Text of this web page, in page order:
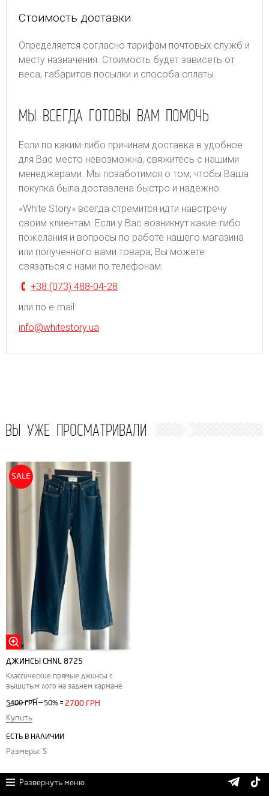
Стоимость доставки
Определяется согласно тарифам почтовых служб и
месту назначения. Стоимость будет зависеть от
веса, габаритов посылки и способа оплаты.
МЫ ВСЕГДА ГОТОВЫ ВАМ ПОМОЧЬ
Если по каким-либо причинам доставка в удобное
для Вас место невозможна, свяжитесь с нашими
менеджерами. Мы позаботимся о том, чтобы Ваша
покупка была доставлена быстро и надежно.
«White Story» всегда стремится идти навстречу
своим клиентам. Если у Вас возникнут какие-либо
пожелания и вопросы по работе нашего магазина
или полученного вами товара, Вы можете
связаться с нами по телефонам:
+38 (073) 488-04-28
или по e-mail:
info@whitestory.ua
ВЫ УЖЕ ПРОСМАТРИВАЛИ
SALE
ДЖИНСЫ CHNL 8725
Классические прямые джинсы с
вышитым лого на заднем кармане
5400 ГРН — 50% = 2700 ГРН
Купить
ЕСТЬ В НАЛИЧИИ
Размеры: S
Развернуть меню